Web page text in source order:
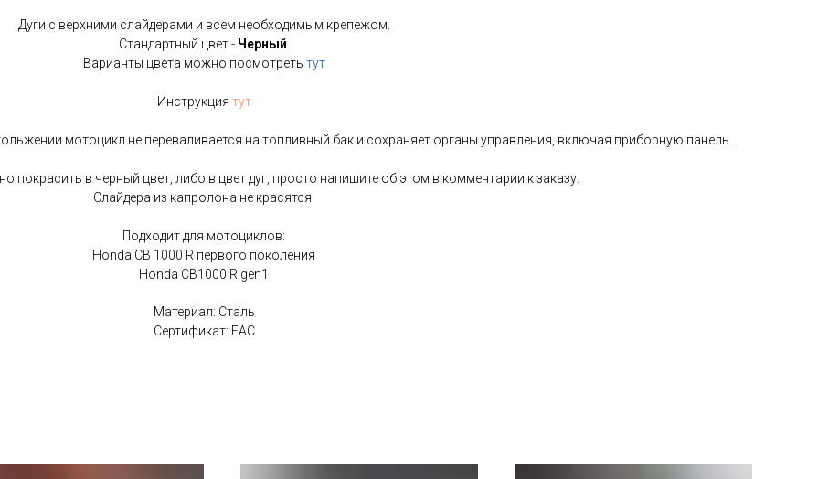
Дуги с верхними слайдерами и всем необходимым крепежом.
Стандартный цвет - Черный
Варианты цвета можно посмотреть тут
Инструкция тут
мотоцикл не переваливается на топливный бак и сохраняет органы управления, включая приборную панель.
покрасить в черный цвет, либо в цвет дуг, просто напишите об этом в комментарии к заказу.
Слайдера из капролона не красятся.
Подходит для мотоциклов:
Honda CB 1000 R первого поколения
Honda CB1000 R gen1
Материал: Сталь
Сертификат: EAC